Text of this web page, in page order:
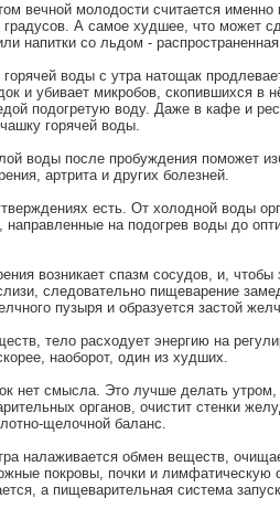
вечной молодости считается именно
А самое худшее, что может
напитки со льдом -
воды с утра натощак
и убивает микробов, скопившихся в
подогретую воду. Даже в кафе и
горячей воды.
воды после пробуждения поможет
артрита и других болезней.
есть. От холодной воды
на подогрев воды до
возникает спазм сосудов, и, чтобы
следовательно пищеварение
пузыря и образуется застой
тело расходует энергию на
наоборот, один из худших.
нет смысла. Это лучше делать утром,
органов, очистит стенки
щелочной баланс.
налаживается обмен веществ,
покровы, почки и лимфатическую
а пищеварительная система